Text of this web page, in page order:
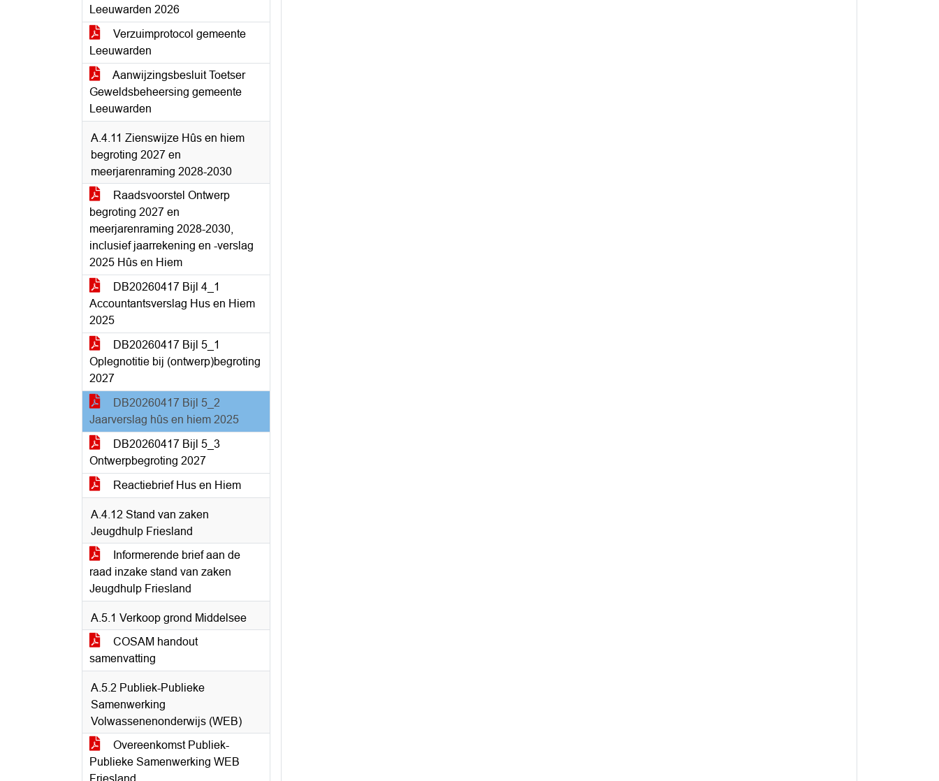
Leeuwarden 2026
Verzuimprotocol gemeente
Leeuwarden
Aanwijzingsbesluit Toetser
Geweldsbeheersing gemeente
Leeuwarden
A.4.11 Zienswijze Hûs en hiem
begroting 2027 en
meerjarenraming 2028-2030
Raadsvoorstel Ontwerp
begroting 2027 en
meerjarenraming 2028-2030,
inclusief jaarrekening en -verslag
2025 Hûs en Hiem
DB20260417 Bijl 4_1
Accountantsverslag Hus en Hiem
2025
DB20260417 Bijl 5_1
Oplegnotitie bij (ontwerp)begroting
2027
DB20260417 Bijl 5_2
Jaarverslag hûs en hiem 2025
DB20260417 Bijl 5_3
Ontwerpbegroting 2027
Reactiebrief Hus en Hiem
A.4.12 Stand van zaken
Jeugdhulp Friesland
Informerende brief aan de
raad inzake stand van zaken
Jeugdhulp Friesland
A.5.1 Verkoop grond Middelsee
COSAM handout
samenvatting
A.5.2 Publiek-Publieke
Samenwerking
Volwassenenonderwijs (WEB)
Overeenkomst Publiek-
Publieke Samenwerking WEB
Friesland